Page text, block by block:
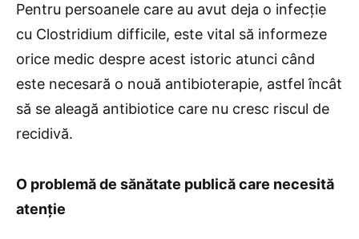
Pentru persoanele care au avut deja o infecție
cu Clostridium difficile, este vital să informeze
orice medic despre acest istoric atunci când
este necesară o nouă antibioterapie, astfel încât
să se aleagă antibiotice care nu cresc riscul de
recidivă.
O problemă de sănătate publică care necesită
atenție